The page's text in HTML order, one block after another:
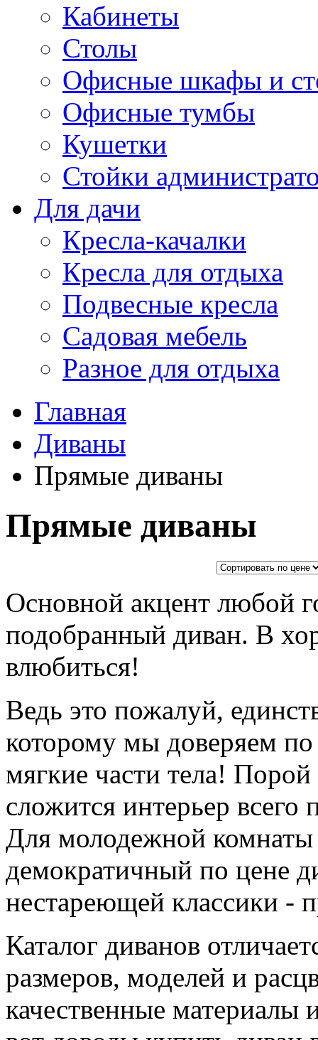
Кабинеты
Столы
Офисные шкафы и
Офисные тумбы
Кушетки
Стойки
Для дачи
Кресла-качалки
Кресла для отдыха
Подвесные кресла
Садовая мебель
Разное для отдыха
Главная
Диваны
Прямые диваны
Прямые диваны
Основной акцент любой
подобранный диван. В
влюбиться!
Ведь это пожалуй,
которому мы доверяем
мягкие части тела!
сложится интерьер
Для молодежной комнаты
демократичный по цене
нестареющей классики -
Каталог диванов
размеров, моделей и
качественные материалы